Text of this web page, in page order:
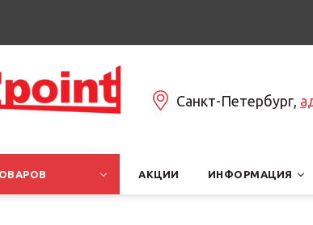
Санкт-Петербург,
АКЦИИ ИНФОРМАЦИЯ